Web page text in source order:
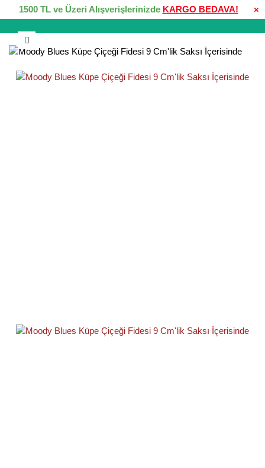
×
1500 TL ve Üzeri Alışverişlerinizde KARGO BEDAVA!